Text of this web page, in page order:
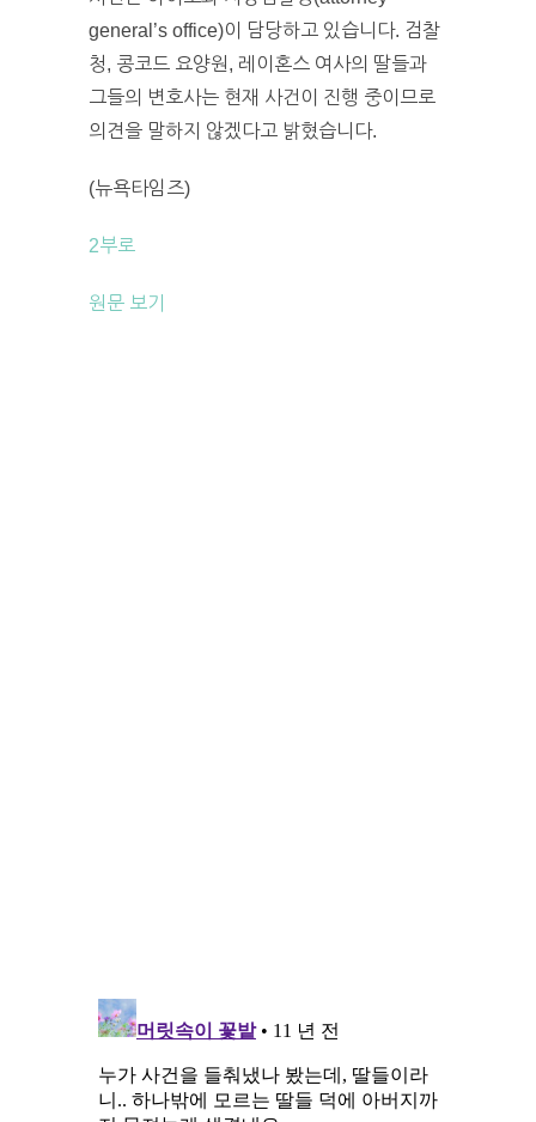
general’s office)이 담당하고 있습니다. 검찰
청, 콩코드 요양원, 레이혼스 여사의 딸들과
그들의 변호사는 현재 사건이 진행 중이므로
의견을 말하지 않겠다고 밝혔습니다.
(뉴욕타임즈)
‎2부로
원문 보기